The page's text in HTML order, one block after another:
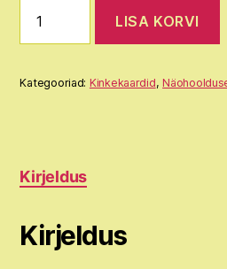
näohooldus
igat
näonahale
kogus
LISA KORVI
Kategooriad: Kinkekaardid,
Kirjeldus
Kirjeldus